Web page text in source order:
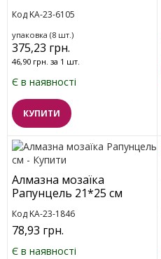
Код KA-23-6105
упаковка (8 шт.)
375,23 грн.
46,90 грн. за 1 шт.
Є в наявності
КУПИТИ
Алмазна мозаїка
Рапунцель 21*25 см
Код KA-23-1846
78,93 грн.
Є в наявності